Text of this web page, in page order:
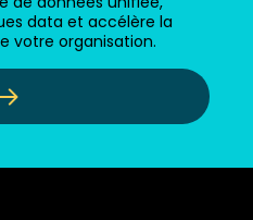
data et accélère la
votre organisation.